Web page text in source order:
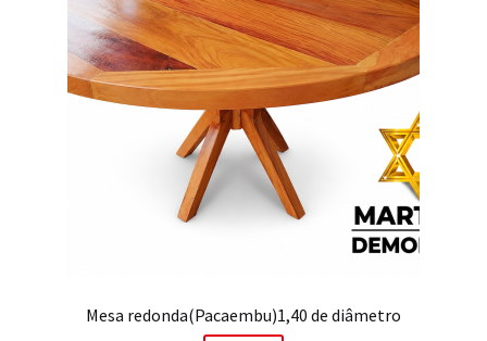
Mesa redonda(Pacaembu)1,40 de diâmetro